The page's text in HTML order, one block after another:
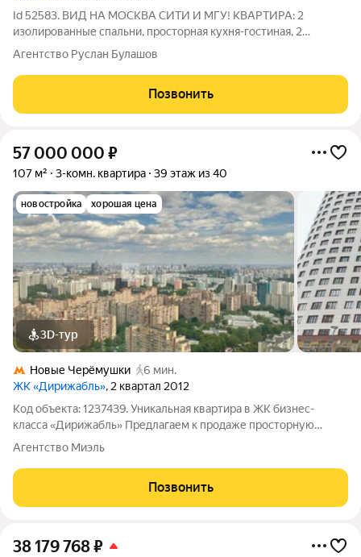
Id 52583. ВИД НА МОСКВА СИТИ И МГУ! КВАРТИРА: 2
изолированные спальни, просторная кухня-гостиная, 2
санузла. Отделка WhiteBox от застройщика. Виды на Москва
Сити и МГУ! ДОКУМЕНТЫ: 1 взрослый собственник (документ
основания ДДУ), без обременений,
Агентство Руслан Булашов
Позвонить
57 000 000 ₽
107 м² 3-комн. квартира 39 этаж из 40
новостройка хорошая цена
3D-тур
Новые Черёмушки
6 мин.
ЖК «Дирижабль», 2 квартал 2012
Код объекта: 1237439. Уникальная квартира в ЖК бизнес-
класса «Дирижабль» Предлагаем к продаже просторную
трёхкомнатную квартиру площадью 107 кв. м. на 39 этаже
комфорта, стиля и современного
Агентство Миэль
Позвонить
38 179 768₽